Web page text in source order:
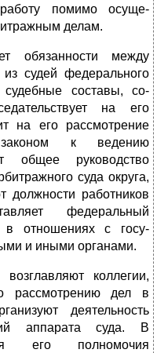
помимо осуще­
делам.
обязанности между
судей федерального
судебные составы, со­
на его
на его рассмотрение
к ведению
общее руководство
суда округа,
должности работников
федеральный
в отношениях с госу­
и иными органами.
коллегии,
рассмотрению дел в
деятельность
аппарата суда. В
его полномочия